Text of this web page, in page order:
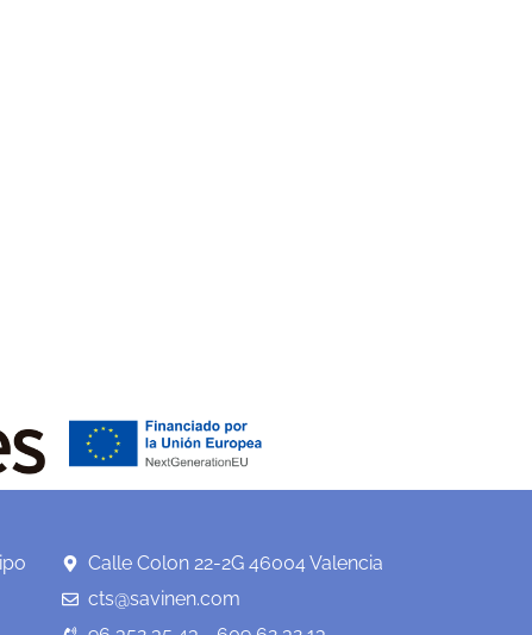
Calle Colon 22-2G 46004 Valencia
cts@savinen.com